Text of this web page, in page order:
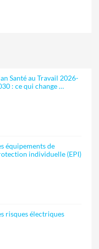
Santé au Travail 2026-
: ce qui change …
équipements de
individuelle (EPI)
risques électriques